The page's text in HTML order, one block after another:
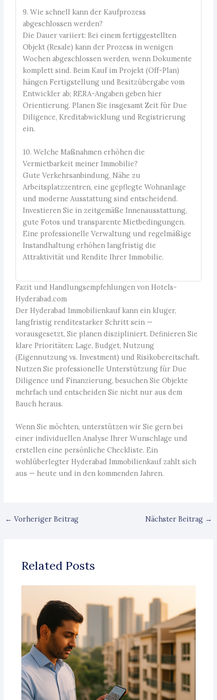
9. Wie schnell kann der Kaufprozess
abgeschlossen werden?
Die Dauer variiert: Bei einem fertiggestellten
Objekt (Resale) kann der Prozess in wenigen
Wochen abgeschlossen werden, wenn Dokumente
komplett sind. Beim Kauf im Projekt (Off-Plan)
hängen Fertigstellung und Besitzübergabe vom
Entwickler ab; RERA-Angaben geben hier
Orientierung. Planen Sie insgesamt Zeit für Due
Diligence, Kreditabwicklung und Registrierung
ein.
10. Welche Maßnahmen erhöhen die
Vermietbarkeit meiner Immobilie?
Gute Verkehrsanbindung, Nähe zu
Arbeitsplatzzentren, eine gepflegte Wohnanlage
und moderne Ausstattung sind entscheidend.
Investieren Sie in zeitgemäße Innenausstattung,
gute Fotos und transparente Mietbedingungen.
Eine professionelle Verwaltung und regelmäßige
Instandhaltung erhöhen langfristig die
Attraktivität und Rendite Ihrer Immobilie.
Fazit und Handlungsempfehlungen von Hotels-
Hyderabad.com
Der Hyderabad Immobilienkauf kann ein kluger,
langfristig renditestarker Schritt sein —
vorausgesetzt, Sie planen diszipliniert. Definieren Sie
klare Prioritäten: Lage, Budget, Nutzung
(Eigennutzung vs. Investment) und Risikobereitschaft.
Nutzen Sie professionelle Unterstützung für Due
Diligence und Finanzierung, besuchen Sie Objekte
mehrfach und entscheiden Sie nicht nur aus dem
Bauch heraus.
Wenn Sie möchten, unterstützen wir Sie gern bei
einer individuellen Analyse Ihrer Wunschlage und
erstellen eine persönliche Checkliste. Ein
wohlüberlegter Hyderabad Immobilienkauf zahlt sich
aus — heute und in den kommenden Jahren.
← Vorheriger Beitrag Nächster Beitrag →
Related Posts